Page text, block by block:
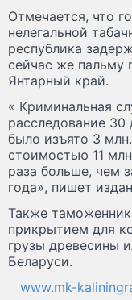
Отмечается, что
нелегальной
республика
сейчас же пальму
Янтарный край.
« Криминальная
расследование
было изъято 3
стоимостью 11
раза больше, чем
года», пишет
Также
прикрытием для
грузы древесины
Беларуси.
www.mk-